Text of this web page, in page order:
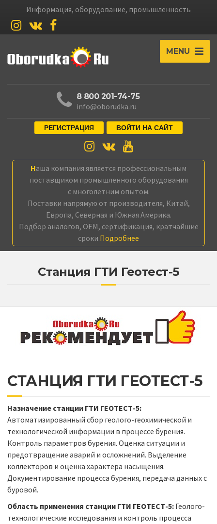
Информация, оборудование, промышленность
MENU
8 800 201-74-75
info@oborudka.ru
РЕГИСТРАЦИЯ ВОЙТИ НА САЙТ
Наша компания является профессиональным
поставщиком промышленного оборудования
с многолетним опытом.
Поставки напрямую от производителя, Китай,
Европа, Северная и Южная Америка.
Подбор аналогов, OEM, сертификация, кратчайшие
сроки.Подробнее
Станция ГТИ Геотест-5
СТАНЦИЯ ГТИ ГЕОТЕСТ-5
Назначение станции ГТИ ГЕОТЕСТ-5:
Автоматизированный сбор геолого-геохимической и
технологической информации в процессе бурения.
Контроль параметров бурения. Оценка ситуации и
предотвращение аварий и осложнений. Выделение
коллекторов и оценка характера насыщения.
Документирование процесса бурения, передача данных с
буровой.
Область применения станции ГТИ ГЕОТЕСТ-5: Геолого-
технологические исследования и контроль процесса